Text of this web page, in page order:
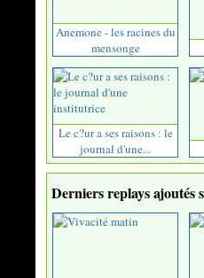
Anemone - les racines du
mensonge
Le c?ur a ses raisons : le
journal d'une...
Derniers replays